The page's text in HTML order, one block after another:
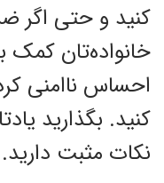
کنید و حتی اگر
خانواده‌تان کمک
احساس ناامنی
کنید. بگذارید
نکات مثبت دارید.